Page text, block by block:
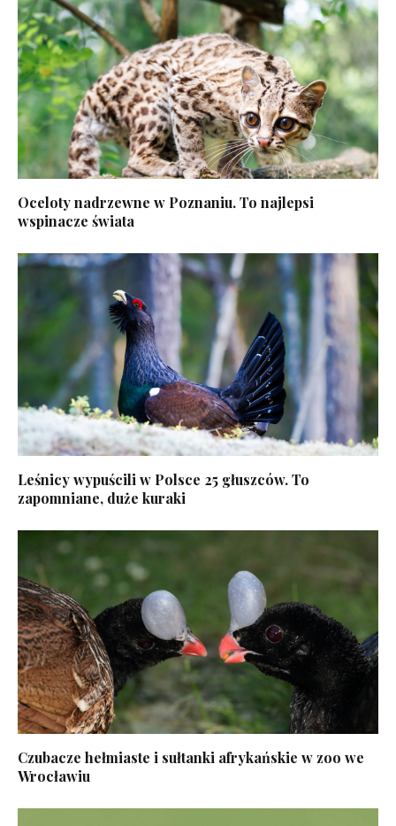
Oceloty nadrzewne w Poznaniu. To najlepsi
wspinacze świata
Leśnicy wypuścili w Polsce 25 głuszców. To
zapomniane, duże kuraki
Czubacze hełmiaste i sułtanki afrykańskie w zoo we
Wrocławiu